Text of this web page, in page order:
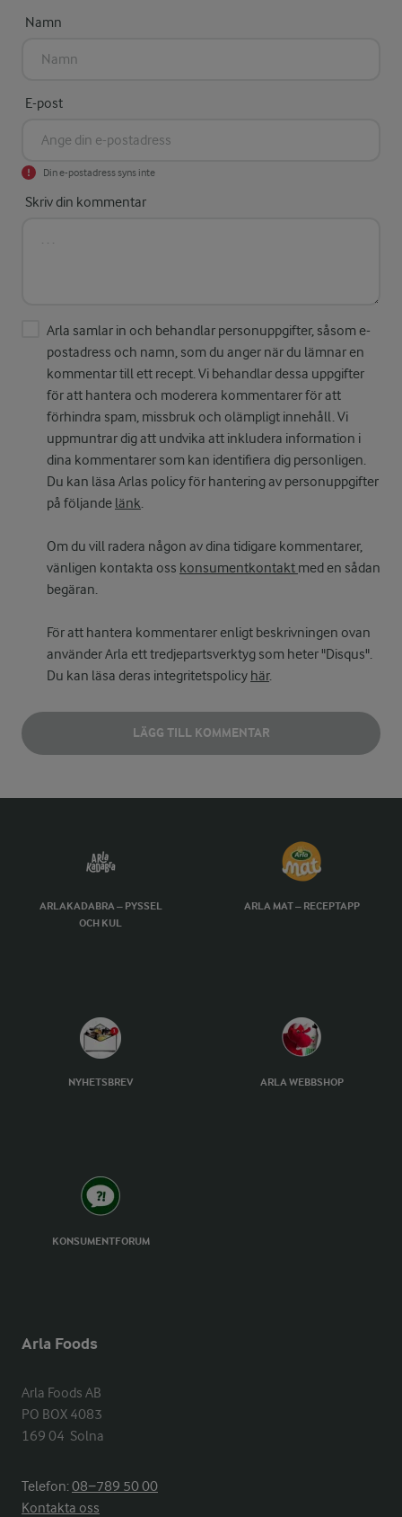
Namn
E-post
Din e-postadress syns inte
Skriv din kommentar
Arla samlar in och behandlar personuppgifter, såsom e-
postadress och namn, som du anger när du lämnar en
kommentar till ett recept. Vi behandlar dessa uppgifter
för att hantera och moderera kommentarer för att
förhindra spam, missbruk och olämpligt innehåll. Vi
uppmuntrar dig att undvika att inkludera information i
dina kommentarer som kan identifiera dig personligen.
Du kan läsa Arlas policy för hantering av personuppgifter
på följande länk.
Om du vill radera någon av dina tidigare kommentarer,
vänligen kontakta oss konsumentkontakt med en sådan
begäran.
För att hantera kommentarer enligt beskrivningen ovan
använder Arla ett tredjepartsverktyg som heter "Disqus".
Du kan läsa deras integritetspolicy här.
LÄGG TILL KOMMENTAR
ARLAKADABRA – PYSSEL
OCH KUL
ARLA MAT – RECEPTAPP
NYHETSBREV ARLA WEBBSHOP
KONSUMENTFORUM
Arla Foods
Arla Foods AB
PO BOX 4083
169 04  Solna
Telefon:08−789 50 00
Kontakta oss